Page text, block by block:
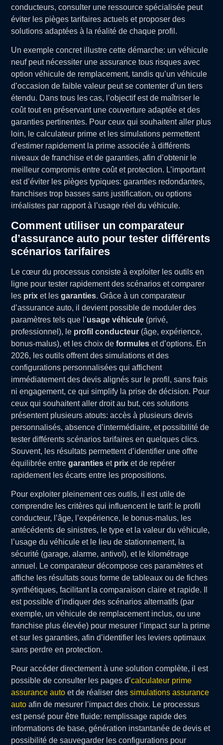
conducteurs, consulter une ressource spécialisée peut
éviter les pièges tarifaires actuels et proposer des
solutions adaptées à la réalité de chaque profil.
Un exemple concret illustre cette démarche: un véhicule
neuf peut nécessiter une assurance tous risques avec
option véhicule de remplacement, tandis qu’un véhicule
d’occasion de faible valeur peut se contenter d’un tiers
étendu. Dans tous les cas, l’objectif est de maîtriser le
coût tout en préservant une couverture adaptée et des
garanties pertinentes. Pour ceux qui souhaitent aller plus
loin, le calculateur prime et les simulations permettent
d’estimer rapidement la prime associée à différents
niveaux de franchise et de garanties, afin d’obtenir le
meilleur compromis entre coût et protection. L’important
est d’éviter les pièges typiques: garanties redondantes,
franchises trop basses sans justification, ou options
irréalistes par rapport à l’usage réel du véhicule.
Comment utiliser un comparateur
d’assurance auto pour tester différents
scénarios tarifaires
Le cœur du processus consiste à exploiter les outils en
ligne pour tester rapidement des scénarios et comparer
les prix et lesgaranties. Grâce à un comparateur
d’assurance auto, il devient possible de moduler des
paramètres tels que l’usage véhicule (privé,
professionnel), le profil conducteur (âge, expérience,
bonus-malus), et les choix deformules et d’options. En
2026, les outils offrent des simulations et des
configurations personnalisées qui affichent
immédiatement des devis alignés sur le profil, sans frais
ni engagement, ce qui simplify la prise de décision. Pour
ceux qui souhaitent aller droit au but, ces solutions
présentent plusieurs atouts: accès à plusieurs devis
personnalisés, absence d’intermédiaire, et possibilité de
tester différents scénarios tarifaires en quelques clics.
Souvent, les résultats permettent d’identifier une offre
équilibrée entregaranties et prix et de repérer
rapidement les écarts entre les propositions.
Pour exploiter pleinement ces outils, il est utile de
comprendre les critères qui influencent le tarif: le profil
conducteur, l’âge, l’expérience, le bonus-malus, les
antécédents de sinistres, le type et la valeur du véhicule,
l’usage du véhicule et le lieu de stationnement, la
sécurité (garage, alarme, antivol), et le kilométrage
annuel. Le comparateur décompose ces paramètres et
affiche les résultats sous forme de tableaux ou de fiches
synthétiques, facilitant la comparaison claire et rapide. Il
est possible d’indiquer des scénarios alternatifs (par
exemple, un véhicule de remplacement inclus, ou une
franchise plus élevée) pour mesurer l’impact sur la prime
et sur les garanties, afin d’identifier les leviers optimaux
sans perdre en protection.
Pour accéder directement à une solution complète, il est
possible de consulter les pages d’calculateur prime
assurance auto et de réaliser dessimulations assurance
auto afin de mesurer l’impact des choix. Le processus
est pensé pour être fluide: remplissage rapide des
informations de base, génération instantanée de devis et
possibilité de sauvegarder les configurations pour